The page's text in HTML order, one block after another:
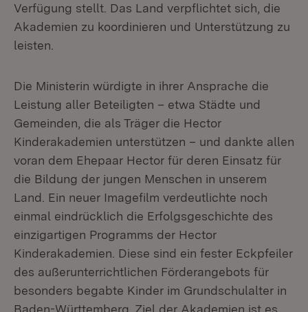
Verfügung stellt. Das Land verpflichtet sich, die
Akademien zu koordinieren und Unterstützung zu
leisten.
Die Ministerin würdigte in ihrer Ansprache die
Leistung aller Beteiligten – etwa Städte und
Gemeinden, die als Träger die Hector
Kinderakademien unterstützen – und dankte allen
voran dem Ehepaar Hector für deren Einsatz für
die Bildung der jungen Menschen in unserem
Land. Ein neuer Imagefilm verdeutlichte noch
einmal eindrücklich die Erfolgsgeschichte des
einzigartigen Programms der Hector
Kinderakademien. Diese sind ein fester Eckpfeiler
des außerunterrichtlichen Förderangebots für
besonders begabte Kinder im Grundschulalter in
Baden-Württemberg. Ziel der Akademien ist es,